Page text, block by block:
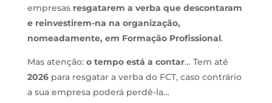
empresas resgatarem a verba que descontaram
e reinvestirem-na na organização,
nomeadamente, em Formação Profissional.
Mas atenção: o tempo está a contar… Tem até
2026para resgatar a verba do FCT, caso contrário
a sua empresa poderá perdê-la…